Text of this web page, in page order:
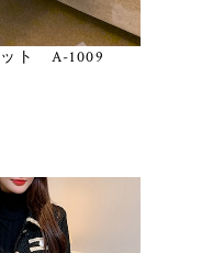
ット A-1009